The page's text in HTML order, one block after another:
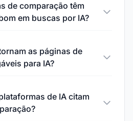
de comparação têm
em buscas por IA?
as páginas de
para IA?
de IA citam